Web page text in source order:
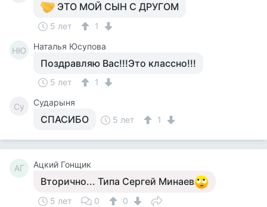
ЭТО МОЙ СЫН С ДРУГОМ
5 лет 1
НЮ Наталья Юсупова
Поздравляю Вас!!!Это классно!!!
5 лет 1
Су Сударыня
СПАСИБО 5 лет 1
АГ Ацкий Гонщик
Вторично... Типа Сергей Минаев
5 лет 0 0